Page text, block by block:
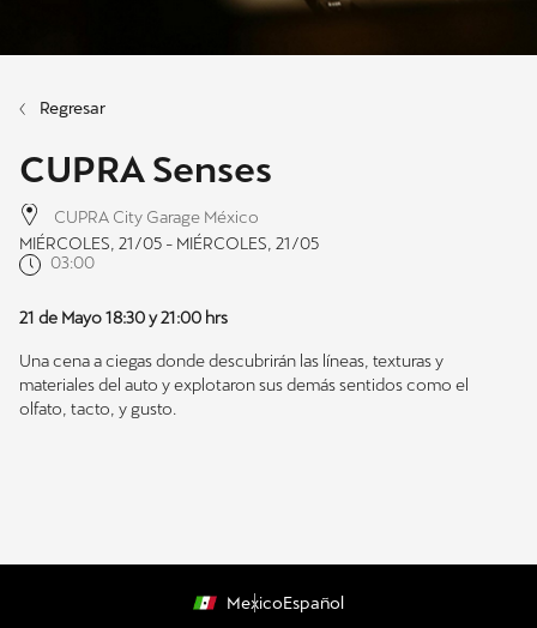
Regresar
CUPRA Senses
CUPRA City Garage México
MIÉRCOLES, 21/05 - MIÉRCOLES, 21/05
03:00
21 de Mayo 18:30 y 21:00 hrs
Una cena a ciegas donde descubrirán las líneas, texturas y
materiales del auto y explotaron sus demás sentidos como el
olfato, tacto, y gusto.
MexicoEspañol